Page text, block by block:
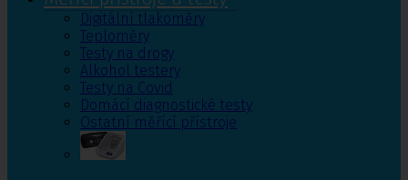
Digitální tlakoměry
Teploměry
Testy na drogy
Alkohol testery
Testy na Covid
Domácí diagnostické testy
Ostatní měřící přístroje